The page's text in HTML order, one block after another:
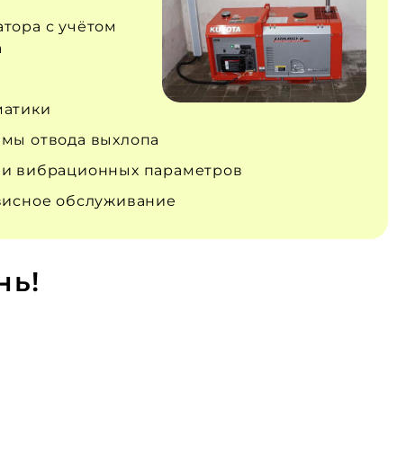
с учётом
отвода выхлопа
вибрационных параметров
обслуживание